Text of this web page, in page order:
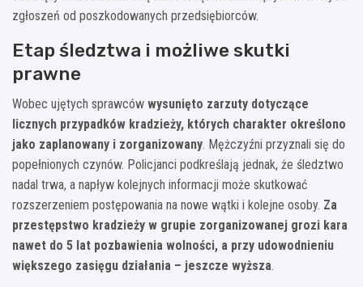
zgłoszeń od poszkodowanych przedsiębiorców.
Etap śledztwa i możliwe skutki
prawne
Wobec ujętych sprawców wysunięto zarzuty dotyczące
licznych przypadków kradzieży, których charakter określono
jako zaplanowany i zorganizowany. Mężczyźni przyznali się do
popełnionych czynów. Policjanci podkreślają jednak, że śledztwo
nadal trwa, a napływ kolejnych informacji może skutkować
rozszerzeniem postępowania na nowe wątki i kolejne osoby. Za
przestępstwo kradzieży w grupie zorganizowanej grozi kara
nawet do 5 lat pozbawienia wolności, a przy udowodnieniu
większego zasięgu działania – jeszcze wyższa.